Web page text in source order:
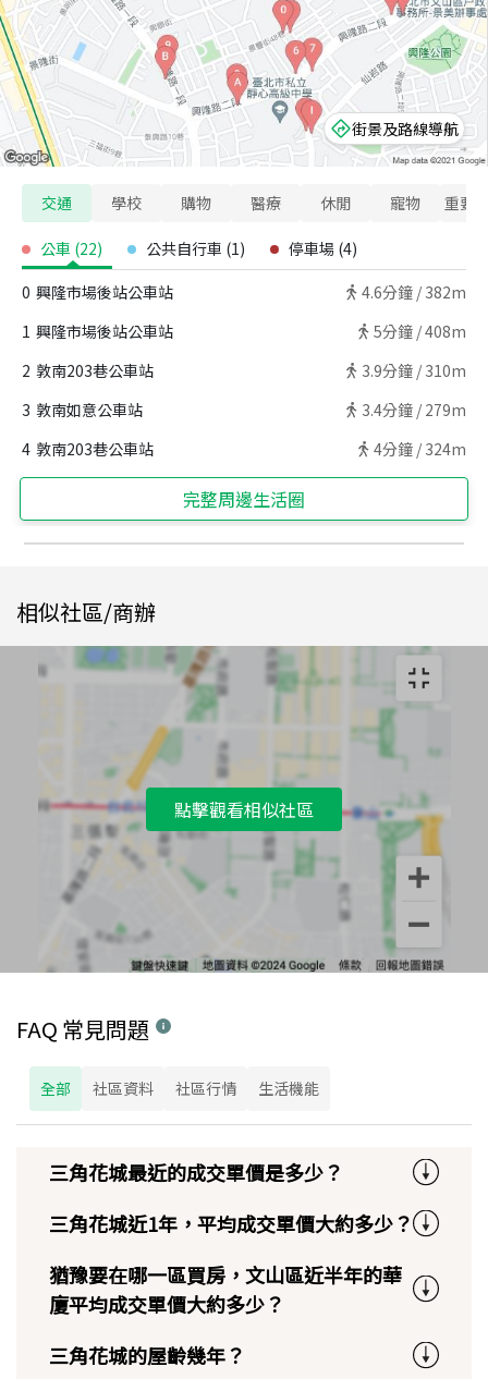
街景及路線導航
交通 學校 購物 醫療 休閒 寵物 重要
公車 (22) 公共自行車 (1) 停車場 (4)
0 興隆市場後站公車站 4.6分鐘 / 382m
1 興隆市場後站公車站 5分鐘 /408m
2 敦南203巷公車站 3.9分鐘 / 310m
3 敦南如意公車站 3.4分鐘 / 279m
4 敦南203巷公車站 4分鐘 / 324m
完整周邊生活圈
相似社區/商辦
點擊觀看相似社區
FAQ 常見問題
全部 社區資料 社區行情 生活機能
三角花城最近的成交單價是多少？
三角花城近1年，平均成交單價大約多少？
猶豫要在哪一區買房，文山區近半年的華
廈平均成交單價大約多少？
三角花城的屋齡幾年？